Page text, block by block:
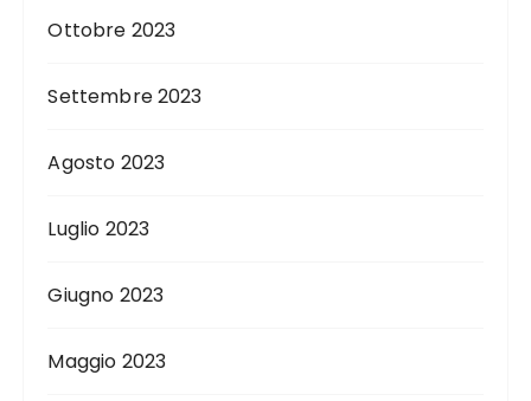
Ottobre 2023
Settembre 2023
Agosto 2023
Luglio 2023
Giugno 2023
Maggio 2023